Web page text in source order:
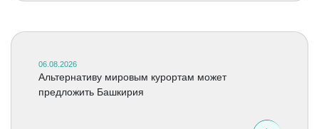
06.08.2026
Альтернативу мировым курортам может
предложить Башкирия